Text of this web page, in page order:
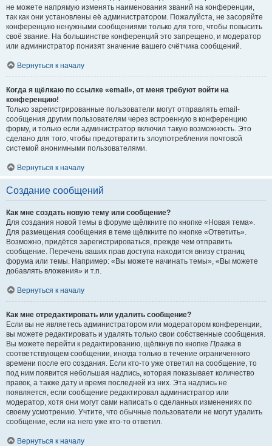
не можете напрямую изменять наименования званий на конференции,
так как они установлены её администратором. Пожалуйста, не засоряйте
конференцию ненужными сообщениями только для того, чтобы повысить
своё звание. На большинстве конференций это запрещено, и модератор
или администратор понизят значение вашего счётчика сообщений.
Вернуться к началу
Когда я щёлкаю по ссылке «email», от меня требуют войти на
конференцию!
Только зарегистрированные пользователи могут отправлять email-
сообщения другим пользователям через встроенную в конференцию
форму, и только если администратор включил такую возможность. Это
сделано для того, чтобы предотвратить злоупотребления почтовой
системой анонимными пользователями.
Вернуться к началу
Создание сообщений
Как мне создать новую тему или сообщение?
Для создания новой темы в форуме щёлкните по кнопке «Новая тема».
Для размещения сообщения в теме щёлкните по кнопке «Ответить».
Возможно, придётся зарегистрироваться, прежде чем отправить
сообщение. Перечень ваших прав доступа находится внизу страниц
форума или темы. Например: «Вы можете начинать темы», «Вы можете
добавлять вложения» и т.п.
Вернуться к началу
Как мне отредактировать или удалить сообщение?
Если вы не являетесь администратором или модератором конференции,
вы можете редактировать и удалять только свои собственные сообщения.
Вы можете перейти к редактированию, щёлкнув по кнопке Правка в
соответствующем сообщении, иногда только в течение ограниченного
времени после его создания. Если кто-то уже ответил на сообщение, то
под ним появится небольшая надпись, которая показывает количество
правок, а также дату и время последней из них. Эта надпись не
появляется, если сообщение редактировал администратор или
модератор, хотя они могут сами написать о сделанных изменениях по
своему усмотрению. Учтите, что обычные пользователи не могут удалить
сообщение, если на него уже кто-то ответил.
Вернуться к началу